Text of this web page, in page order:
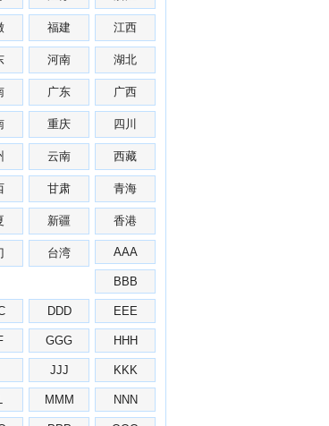
福建 江西
河南 湖北
广东 广西
重庆 四川
云南 西藏
甘肃 青海
新疆 香港
台湾 AAA
BBB
DDD EEE
GGG HHH
JJJ KKK
MMM NNN